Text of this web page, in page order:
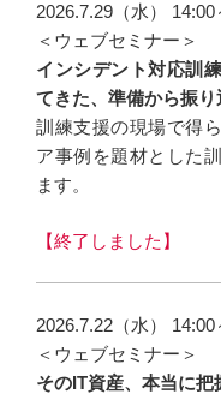
2026.7.29（水） 14:00
＜ウェブセミナー＞
インシデント対応訓
てきた、準備から振
訓練支援の現場で得
ア事例を題材とした
ます。
【終了しました】
2026.7.22（水） 14:00
＜ウェブセミナー＞
そのIT資産、本当に